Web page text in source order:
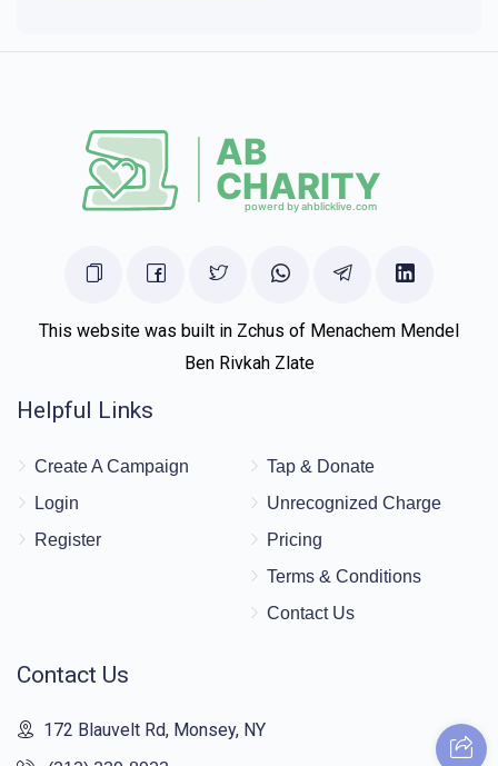
This website was built in Zchus of Menachem Mendel
Ben Rivkah Zlate
Helpful Links
Create A Campaign
Login
Register
Tap & Donate
Unrecognized Charge
Pricing
Terms & Conditions
Contact Us
Contact Us
172 Blauvelt Rd, Monsey, NY